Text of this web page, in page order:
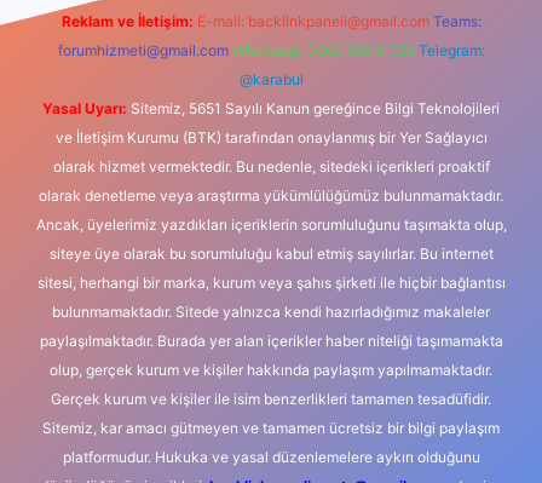
Reklam ve İletişim: E-mail: backlinkpaneli@gmail.com Teams:
forumhizmeti@gmail.com Whatsapp: 0262 606 0 726 Telegram:
@karabul
Yasal Uyarı: Sitemiz, 5651 Sayılı Kanun gereğince Bilgi Teknolojileri
ve İletişim Kurumu (BTK) tarafından onaylanmış bir Yer Sağlayıcı
olarak hizmet vermektedir. Bu nedenle, sitedeki içerikleri proaktif
olarak denetleme veya araştırma yükümlülüğümüz bulunmamaktadır.
Ancak, üyelerimiz yazdıkları içeriklerin sorumluluğunu taşımakta olup,
siteye üye olarak bu sorumluluğu kabul etmiş sayılırlar. Bu internet
sitesi, herhangi bir marka, kurum veya şahıs şirketi ile hiçbir bağlantısı
bulunmamaktadır. Sitede yalnızca kendi hazırladığımız makaleler
paylaşılmaktadır. Burada yer alan içerikler haber niteliği taşımamakta
olup, gerçek kurum ve kişiler hakkında paylaşım yapılmamaktadır.
Gerçek kurum ve kişiler ile isim benzerlikleri tamamen tesadüfidir.
Sitemiz, kar amacı gütmeyen ve tamamen ücretsiz bir bilgi paylaşım
platformudur. Hukuka ve yasal düzenlemelere aykırı olduğunu